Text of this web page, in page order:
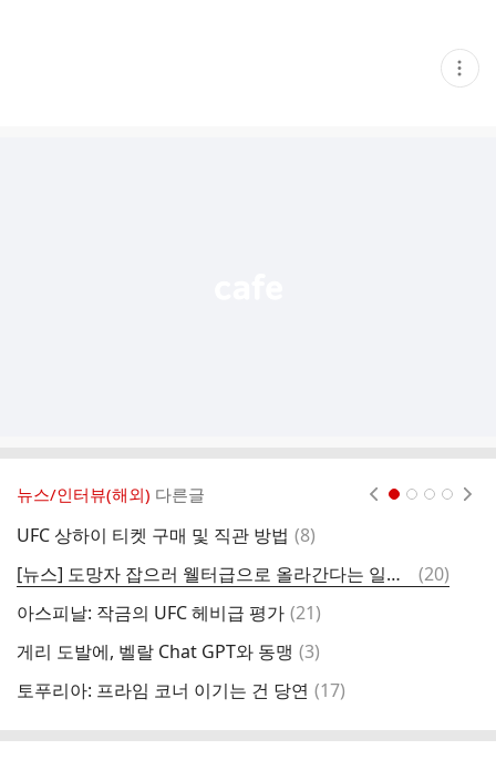
현
재
뉴스/인터뷰(해외) 다른글
UFC 상하이 티켓 구매 및 직관 방법 댓
(8)
[뉴스] 도망자 잡으러 웰터급으로 올라간다는 일리아 토푸리아 "이슬람이 챔피언에 오르길 바란다."
댓
글
(20)
아스피날: 작금의 UFC 헤비급 평가 댓
(21)
게리 도발에, 벨랄 Chat GPT와 동맹 댓
(3)
토푸리아: 프라임 코너 이기는 건 당연 댓
(17)